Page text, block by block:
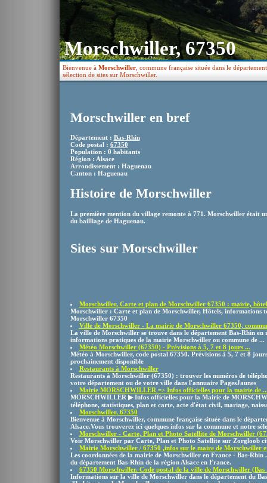
Morschwiller, 67350
Bienvenue à Morschwiller , commune française située dans le
sélection de sites sur Morschwiller.
Morschwiller en bref
Département : Bas-Rhin
Code postal : 67350
Population : 0 habitants
Région : Alsace
Arrondissement : Haguenau
Canton : Haguenau
Histoire de Morschwiller
La première mention du village remonte à 771. Morschwiller était
du bailliage de Haguenau.
Sites sur Morschwiller
Morschwiller, Carte et plan de Morschwiller 67350 : mairie,
Morschwiller : Carte et plan de Morschwiller, Hôtels, informations
Morschwiller 67350
Ville de Morschwiller - La mairie de Morschwiller 67350,
La ville de Morschwiller se trouve dans le département Bas-Rhin en
informations pratiques de la mairie Morschwiller ou commune de ...
Météo Morschwiller (67350) - Prévisions à 5, 7 et 8 jours ...
Météo à Morschwiller, code postal 67350. Prévisions à 5, 7 et 8
prochainement disponible
Restaurants à Morschwiller
Restaurants à Morschwiller (67350) : trouver les numéros de
votre département ou de votre ville dans l'annuaire PagesJaunes
Mairie MORSCHWILLER => Infos officielles pour la mairie de
MORSCHWILLER ▶ Infos officielles pour la Mairie de
téléphone, statistiques, plan et carte, acte d'état civil, mariage,
Morschwiller, 67350
Bienvenue à Morschwiller, commune française située dans le
Alsace.Vous trouverez ici quelques infos sur la commune et notre
Morschwiller - Carte, Plan et Photo Satellite de Morschwiller
Voir Morschwiller par Carte, Plan et Photo Satellite sur Zorgloob
Mairie Morschwiller / 67350 ,infos sur le maire de Morschwiller
Les coordonnées de la mairie de Morschwiller en France - Bas-Rhin
du département Bas-Rhin de la région Alsace en France.
67350 Morschwiller. Code postal de la ville de Morschwiller (Bas
Informations sur la ville de Morschwiller dans le département du